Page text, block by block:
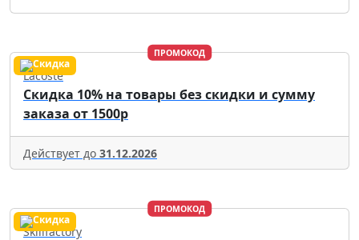
ПРОМОКОД
Lacoste
Скидка 10% на товары без скидки и сумму
заказа от 1500р
Действует до 31.12.2026
ПРОМОКОД
Skillfactory